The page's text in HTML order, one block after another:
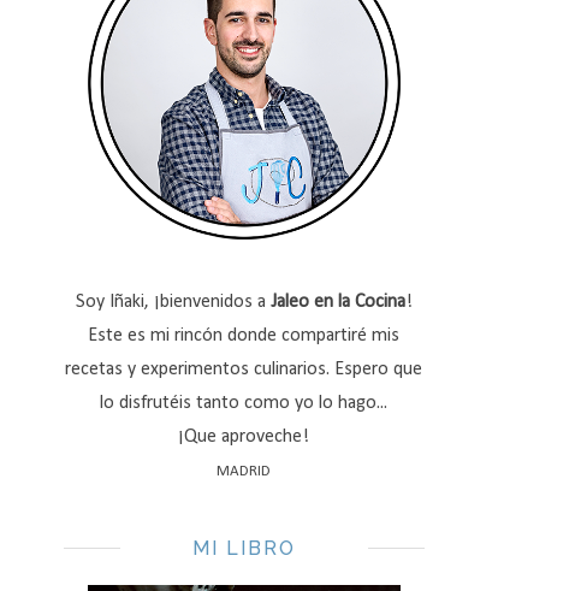
Soy Iñaki, ¡bienvenidos a Jaleo en la Cocina!
Este es mi rincón donde compartiré mis
recetas y experimentos culinarios. Espero que
lo disfrutéis tanto como yo lo hago...
¡Que aproveche!
MADRID
MI LIBRO